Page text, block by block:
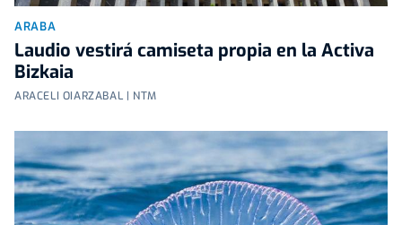
ARABA
Laudio vestirá camiseta propia en la Activa
Bizkaia
ARACELI OIARZABAL | NTM